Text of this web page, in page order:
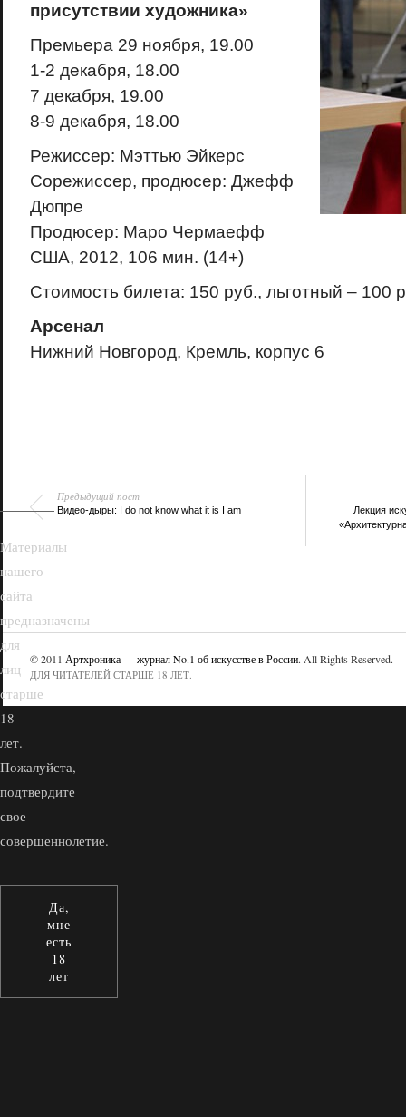
присутствии художника»
Премьера 29 ноября, 19.00
1-2 декабря, 18.00
7 декабря, 19.00
8-9 декабря, 18.00
Режиссер: Мэттью Эйкерс
Сорежиссер, продюсер: Джефф
Дюпре
Продюсер: Маро Чермаефф
США, 2012, 106 мин. (14+)
Стоимость билета: 150 руб., льготный – 100
Арсенал
Нижний Новгород, Кремль, корпус 6
Предыдущий пост
Видео-дыры: I do not know what it is I am
Лекция
© 2011 Артхроника — журнал No.1 об искусстве в России. All Rights Reserved.
ДЛЯ ЧИТАТЕЛЕЙ СТАРШЕ 18 ЛЕТ.
18+
Материалы
нашего
сайта
предназначены
для
лиц
старше
18
лет.
Пожалуйста,
подтвердите
свое
совершеннолетие.
Да,
мне
есть
18
лет